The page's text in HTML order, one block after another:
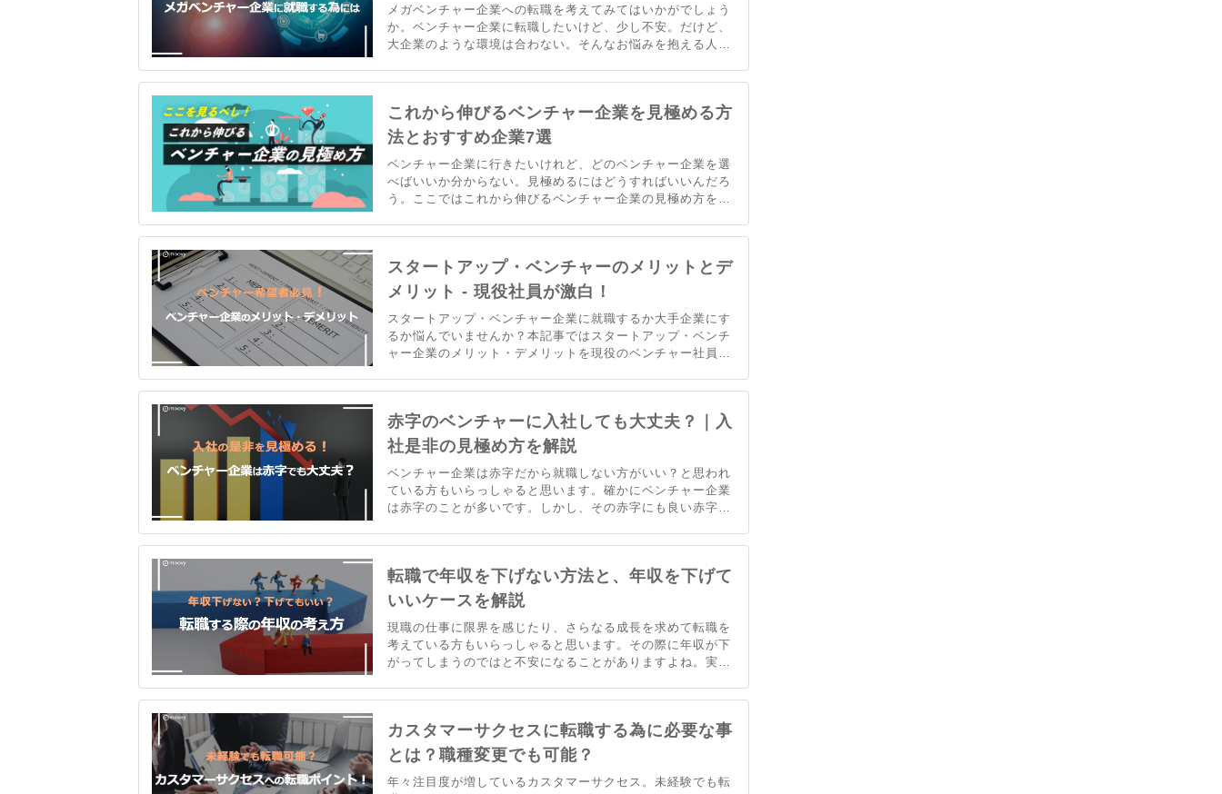
メガベンチャー企業への転職を考えてみてはいかがでしょう
か。ベンチャー企業に転職したいけど、少し不安。だけど、
大企業のような環境は合わない。そんなお悩みを抱える人に
大企業のような安定感。本記事ではそんなメガベンチャー企
これから伸びるベンチャー企業を見極める方
法とおすすめ企業7選
ベンチャー企業に行きたいけれど、どのベンチャー企業を選
べばいいか分からない。見極めるにはどうすればいいんだろ
う。ここではこれから伸びるベンチャー企業の見極め方を解
はなく、しっかりと企業を見極めて選んで欲しいと思いま
スタートアップ・ベンチャーのメリットとデ
メリット - 現役社員が激白！
スタートアップ・ベンチャー企業に就職するか大手企業にす
るか悩んでいませんか？本記事ではスタートアップ・ベンチ
ャー企業のメリット・デメリットを現役のベンチャー社員が
は、ぜひ読んでください。
赤字のベンチャーに入社しても大丈夫？｜入
社是非の見極め方を解説
ベンチャー企業は赤字だから就職しない方がいい？と思われ
ている方もいらっしゃると思います。確かにベンチャー企業
は赤字のことが多いです。しかし、その赤字にも良い赤字と
ることです。当記事ではそのようなベンチャー企業に入社す
転職で年収を下げない方法と、年収を下げて
いいケースを解説
現職の仕事に限界を感じたり、さらなる成長を求めて転職を
考えている方もいらっしゃると思います。その際に年収が下
がってしまうのではと不安になることがありますよね。実は
で年収が下がってしまうのか、どんな特徴があるのかをまと
カスタマーサクセスに転職する為に必要な事
とは？職種変更でも可能？
年々注目度が増しているカスタマーサクセス。未経験でも転